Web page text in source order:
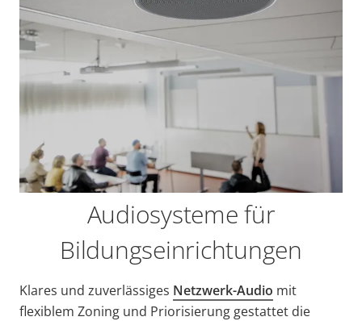
Audiosysteme für
Bildungseinrichtungen
Klares und zuverlässiges Netzwerk-Audio mit
flexiblem Zoning und Priorisierung gestattet die